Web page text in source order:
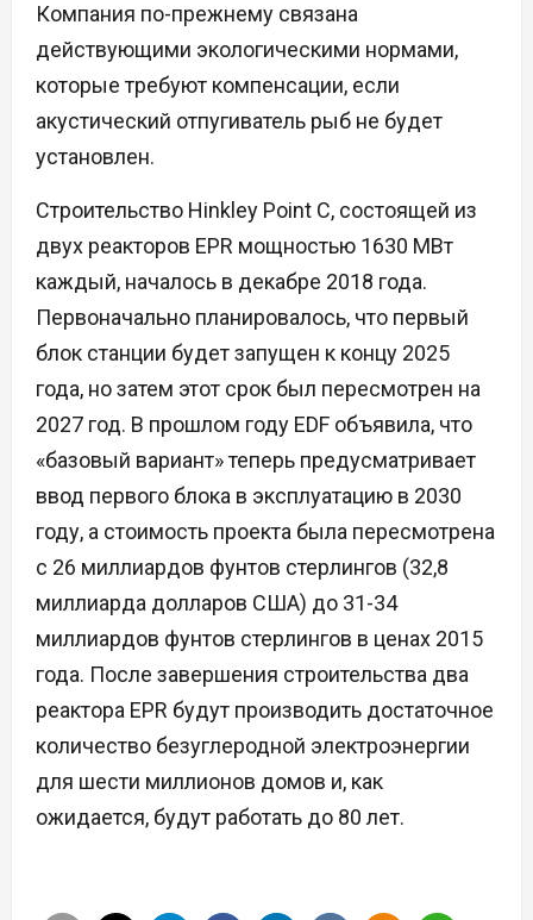
Компания по-прежнему связана
действующими экологическими нормами,
которые требуют компенсации, если
акустический отпугиватель рыб не будет
установлен.
Строительство Hinkley Point C, состоящей из
двух реакторов EPR мощностью 1630 МВт
каждый, началось в декабре 2018 года.
Первоначально планировалось, что первый
блок станции будет запущен к концу 2025
года, но затем этот срок был пересмотрен на
2027 год. В прошлом году EDF объявила, что
«базовый вариант» теперь предусматривает
ввод первого блока в эксплуатацию в 2030
году, а стоимость проекта была пересмотрена
с 26 миллиардов фунтов стерлингов (32,8
миллиарда долларов США) до 31-34
миллиардов фунтов стерлингов в ценах 2015
года. После завершения строительства два
реактора EPR будут производить достаточное
количество безуглеродной электроэнергии
для шести миллионов домов и, как
ожидается, будут работать до 80 лет.